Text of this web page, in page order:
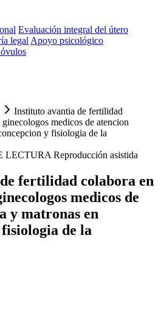
Evaluación integral del útero
legal Apoyo psicológico
Instituto avantia de fertilidad
medicos de atencion
y fisiologia de la
LECTURA Reproducción asistida
fertilidad colabora en
medicos de
y matronas en
de la